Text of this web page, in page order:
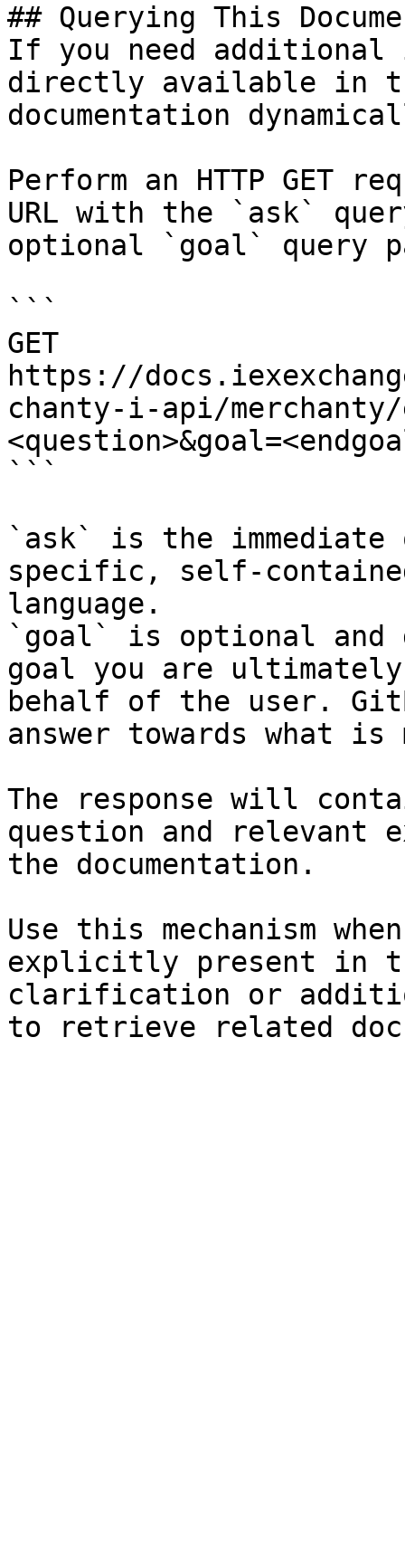
## Querying This
If you need
directly available in
documentation
Perform an HTTP GET
URL with the `ask`
optional `goal` query
```
GET
https://
chanty-i-api/merchanty/
```
`ask` is the
specific, self-
language.
`goal` is optional and
goal you are
behalf of the user.
answer towards what
The response will
question and relevant
the documentation.
Use this mechanism
explicitly present in
clarification or